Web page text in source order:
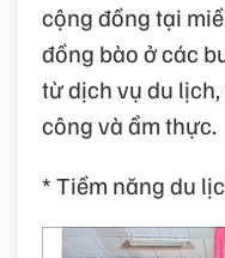
cộng đồng tại
đồng bào ở các
từ dịch vụ du
công và ẩm thực.
* Tiềm năng du